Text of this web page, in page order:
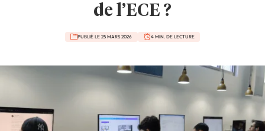
de l’ECE ?
PUBLIÉ LE 25 MARS 2026 4 MIN. DE LECTURE